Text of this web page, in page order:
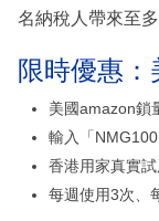
名納稅人帶來至
限時優惠
美國amazon鎖
輸入「
香港用家真實
每週使用3次、